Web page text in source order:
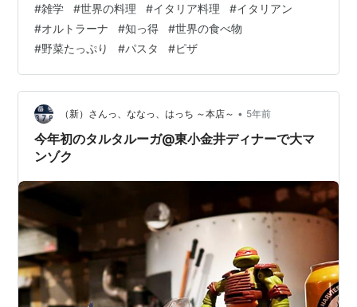
たピザ。 だから勝手に「ピザの種類の1つなのね〜」っと
思っていたのです。 ダニエルズ 生パスタ3種セット (オ
ルトラーナ、ペペロンチーノ、トマトクリーム) 各1人前
京都 錦 パスタ イタリアン お取り寄せ グルメ クール代込
産直 産地直送 kyotopi価格：3780円（税込、送料無料…
#雑学 #世界の料理 #イタリア料理 #イタリアン
#オルトラーナ #知っ得 #世界の食べ物
#野菜たっぷり #パスタ #ピザ
（新）さんっ、ななっ、はっち ～本店～ • 5年前
今年初のタルタルーガ@東小金井ディナーで大マ
ンゾク